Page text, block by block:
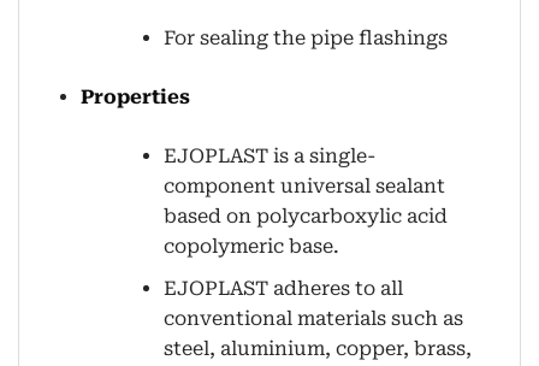
For sealing the pipe flashings
Properties
EJOPLAST is a single-
component universal sealant
based on polycarboxylic acid
copolymeric base.
EJOPLAST adheres to all
conventional materials such as
steel, aluminium, copper, brass,